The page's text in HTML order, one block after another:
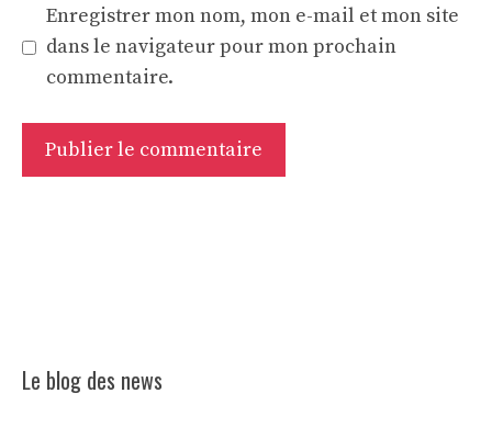
Enregistrer mon nom, mon e-mail et mon site
dans le navigateur pour mon prochain
commentaire.
Le blog des news